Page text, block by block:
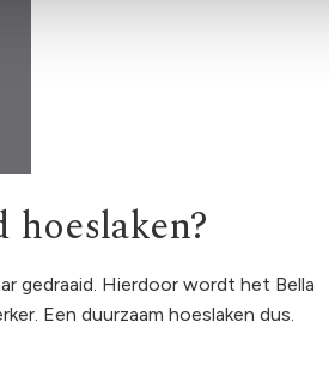
gedraaid. Hierdoor wordt het Bella
Een duurzaam hoeslaken dus.